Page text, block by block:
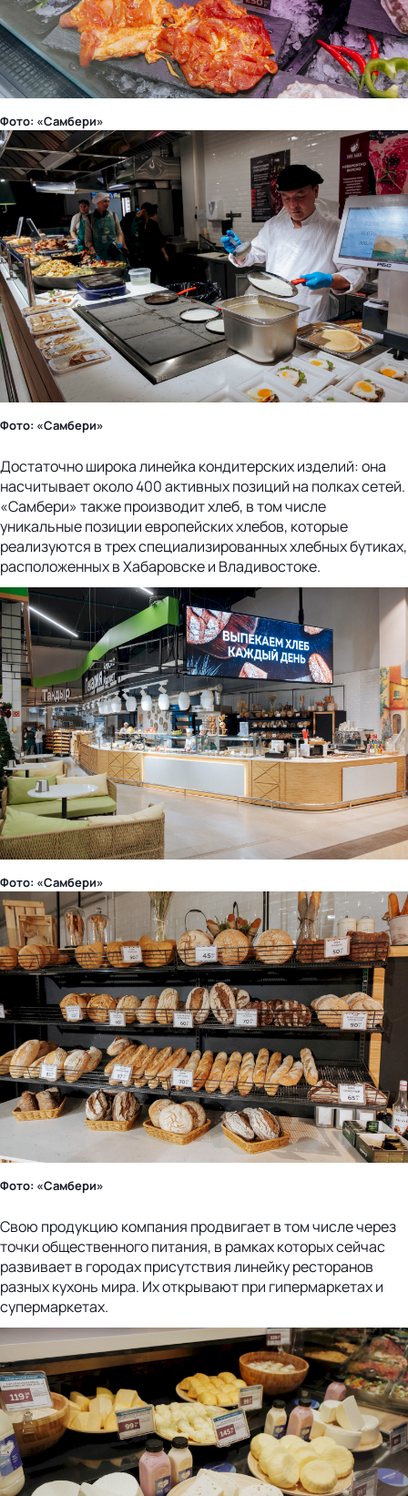
Фото: «Самбери»
Фото: «Самбери»
Достаточно широка линейка кондитерских изделий: она
насчитывает около 400 активных позиций на полках сетей.
«Самбери» также производит хлеб, в том числе
уникальные позиции европейских хлебов, которые
реализуются в трех специализированных хлебных бутиках,
расположенных в Хабаровске и Владивостоке.
Фото: «Самбери»
Фото: «Самбери»
Свою продукцию компания продвигает в том числе через
точки общественного питания, в рамках которых сейчас
развивает в городах присутствия линейку ресторанов
разных кухонь мира. Их открывают при гипермаркетах и
супермаркетах.